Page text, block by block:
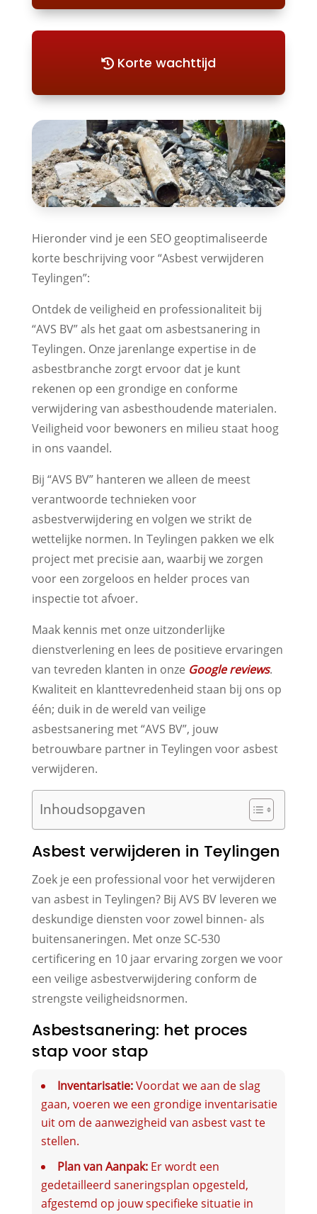
Korte wachttijd
Hieronder vind je een SEO geoptimaliseerde
korte beschrijving voor “Asbest verwijderen
Teylingen”:
Ontdek de veiligheid en professionaliteit bij
“AVS BV” als het gaat om asbestsanering in
Teylingen. Onze jarenlange expertise in de
asbestbranche zorgt ervoor dat je kunt
rekenen op een grondige en conforme
verwijdering van asbesthoudende materialen.
Veiligheid voor bewoners en milieu staat hoog
in ons vaandel.
Bij “AVS BV” hanteren we alleen de meest
verantwoorde technieken voor
asbestverwijdering en volgen we strikt de
wettelijke normen. In Teylingen pakken we elk
project met precisie aan, waarbij we zorgen
voor een zorgeloos en helder proces van
inspectie tot afvoer.
Maak kennis met onze uitzonderlijke
dienstverlening en lees de positieve ervaringen
van tevreden klanten in onze Google reviews.
Kwaliteit en klanttevredenheid staan bij ons op
één; duik in de wereld van veilige
asbestsanering met “AVS BV”, jouw
betrouwbare partner in Teylingen voor asbest
verwijderen.
Inhoudsopgaven
Asbest verwijderen in Teylingen
Zoek je een professional voor het verwijderen
van asbest in Teylingen? Bij AVS BV leveren we
deskundige diensten voor zowel binnen- als
buitensaneringen. Met onze SC-530
certificering en 10 jaar ervaring zorgen we voor
een veilige asbestverwijdering conform de
strengste veiligheidsnormen.
Asbestsanering: het proces
stap voor stap
Inventarisatie:Voordat we aan de slag
gaan, voeren we een grondige inventarisatie
uit om de aanwezigheid van asbest vast te
stellen.
Plan van Aanpak:Er wordt een
gedetailleerd saneringsplan opgesteld,
afgestemd op jouw specifieke situatie in